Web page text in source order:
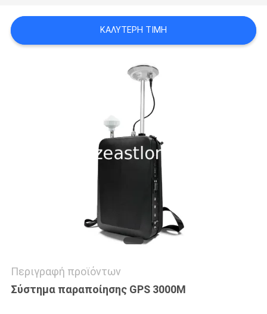
ΕΙΔΉΣΕΙΣ
ΚΑΛΎΤΕΡΗ ΤΙΜΉ
Περιγραφή προϊόντων
Σύστημα παραποίησης GPS 3000M